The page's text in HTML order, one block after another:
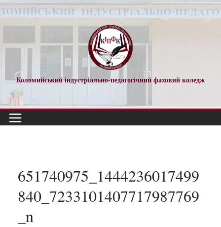
Перейти
до
Коломийський індустріально-педагогічний фаховий коледж
651740975_1444236017499
840_7233101407717987769
_n